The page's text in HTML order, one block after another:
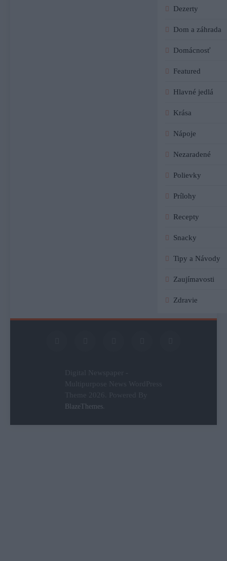
Dezerty
Dom a záhrada
Domácnosť
Featured
Hlavné jedlá
Krása
Nápoje
Nezaradené
Polievky
Prílohy
Recepty
Snacky
Tipy a Návody
Zaujímavosti
Zdravie
BlazeThemes